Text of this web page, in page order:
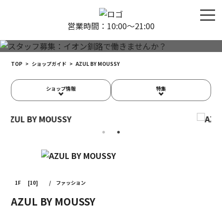
営業時間：10:00〜21:00
TOP > ショップガイド > AZUL BY MOUSSY
ショップ情報 特集
1F [10] / ファッション
AZUL BY MOUSSY